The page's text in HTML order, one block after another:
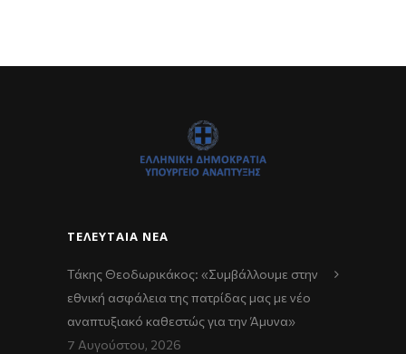
ΤΕΛΕΥΤΑΊΑ ΝΈΑ
Τάκης Θεοδωρικάκος: «Συμβάλλουμε στην
εθνική ασφάλεια της πατρίδας μας με νέο
αναπτυξιακό καθεστώς για την Άμυνα»
7 Αυγούστου, 2026